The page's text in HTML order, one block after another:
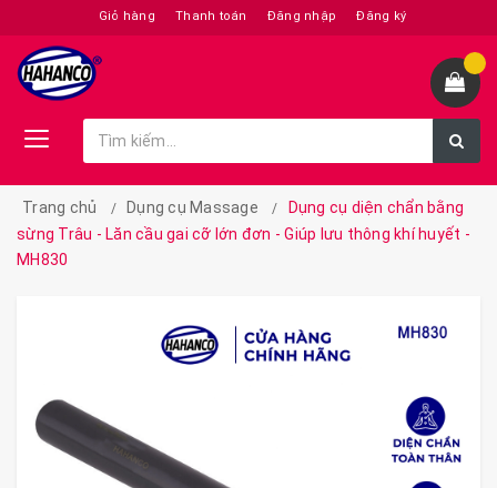
Giỏ hàng Thanh toán Đăng nhập Đăng ký
Trang chủ Dụng cụ Massage
Dụng cụ diện chẩn bằng
sừng Trâu - Lăn cầu gai cỡ lớn đơn - Giúp lưu thông khí huyết -
MH830